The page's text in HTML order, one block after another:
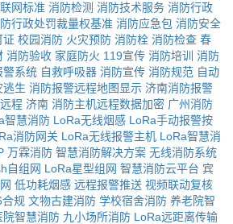
网标准 消防检测 消防技术服务 消防行政
行政处罚裁量权基准 消防应急包 消防安全
证 校园消防 火灾预防 消防栓 消防检查 春
消防验收 家庭防火 119宣传 消防培训 消防
警系统 自救呼吸器 消防宣传 消防规范 自动
逃生 消防报警远程地图显示 济南消防报警
程 济南 消防主机远程数据加密 广州消防
智慧消防 LoRa无线烟感 LoRa手动报警按
消防网关 LoRa无线报警主机 LoRa智慧消
万霖消防 智慧消防解决方案 无线消防系统
自组网 LoRa星型组网 智慧消防云平台 宾
低功耗烟感 远程报警推送 视频联动复核
规 文物古建消防 学校宿舍消防 养老院智
院智慧消防 九小场所消防 LoRa远距离传输